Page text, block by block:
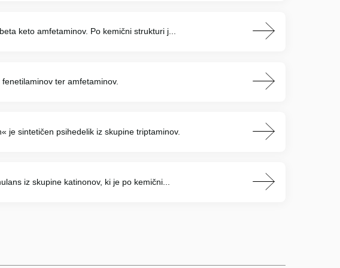
keto amfetaminov. Po kemični strukturi j...
ter amfetaminov.
je sintetičen psihedelik iz skupine triptaminov.
iz skupine katinonov, ki je po kemični...